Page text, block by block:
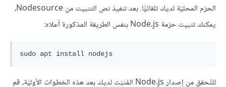
الحزم المحليّة لديك تلقائيًّا. بعد تنفيذ نص التثبيت من Nodesource،
يمكنك تثبيت حزمة Node.js بنفس الطريقة المذكورة أعلاه:
sudo apt install
للتّحقق من إصدار Node.js المُثبّت لديك بعد هذه الخطوات الأوليّة، قم